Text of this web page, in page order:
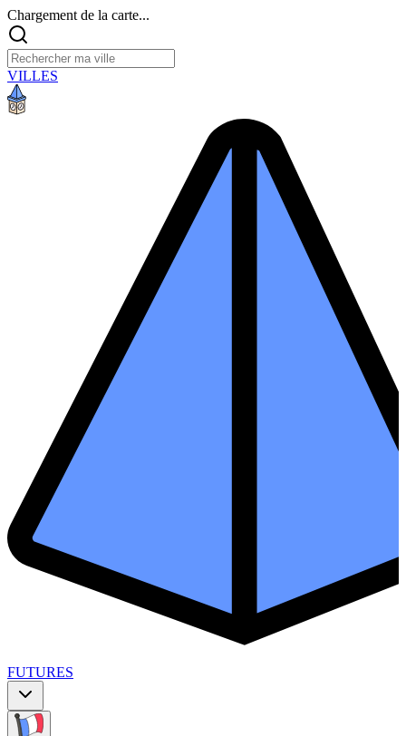
Chargement de la carte...
VILLES
FUTURES